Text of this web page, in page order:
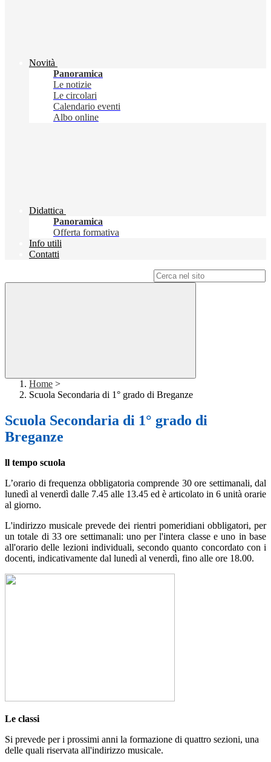
Novità
Panoramica
Le notizie
Le circolari
Calendario eventi
Albo online
Didattica
Panoramica
Offerta formativa
Info utili
Contatti
Home >
Scuola Secondaria di 1° grado di Breganze
Scuola Secondaria di 1° grado di
Breganze
ll tempo scuola
L’orario di frequenza obbligatoria comprende 30 ore settimanali, dal
lunedì al venerdì dalle 7.45 alle 13.45 ed è articolato in 6 unità orarie
al giorno.
L'indirizzo musicale prevede dei rientri pomeridiani obbligatori, per
un totale di 33 ore settimanali: uno per l'intera classe e uno in base
all'orario delle lezioni individuali, secondo quanto concordato con i
docenti, indicativamente dal lunedì al venerdì, fino alle ore 18.00.
Le classi
Si prevede per i prossimi anni la formazione di quattro sezioni, una
delle quali riservata all'indirizzo musicale.